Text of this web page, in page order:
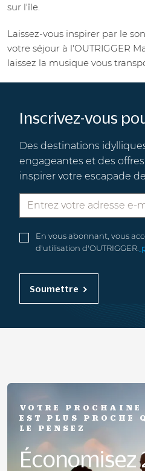
sur l'île.
Laissez-vous inspirer par le
votre séjour à l'OUTRIGGER
laissez la musique vous
Inscrivez-vous
Des destinations
engageantes et des
inspirer votre escapade
En vous abonnant, vous
d'utilisation d'OUTRIGGER.
Soumettre
VOTRE PROCHAINE
EST PLUS PROCHE
LE PENSEZ
Économisez